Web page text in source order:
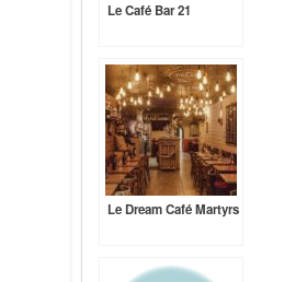
Le Café Bar 21
Le Dream Café Martyrs